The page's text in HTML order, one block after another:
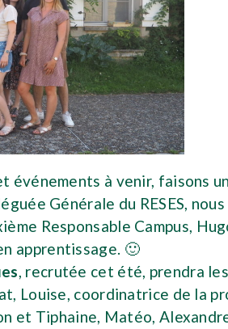
à venir, faisons
Générale du RESES,
Responsable Campus,
apprentissage. 🙂
, recrutée cet été, prendra
Louise, coordinatrice de la
et Tiphaine, Matéo,